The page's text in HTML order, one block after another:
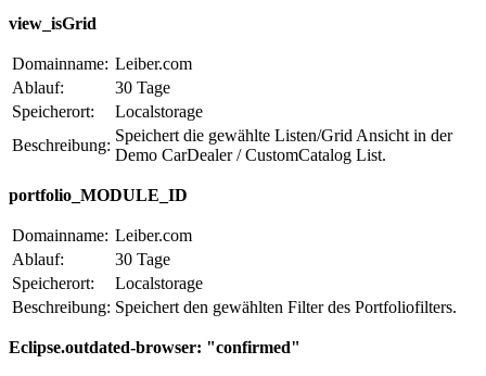
view_isGrid
Domainname: Leiber.com
Ablauf:
30 Tage
Speicherort:
Localstorage
Beschreibung:
Speichert die gewählte Listen/Grid Ansicht in der
Demo CarDealer / CustomCatalog List.
portfolio_MODULE_ID
Domainname: Leiber.com
Ablauf:
30 Tage
Speicherort:
Localstorage
Beschreibung: Speichert den gewählten Filter des Portfoliofilters.
Eclipse.outdated-browser: "confirmed"